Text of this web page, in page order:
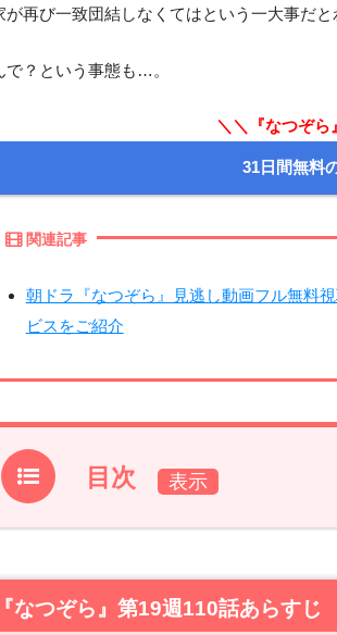
が再び一致団結しなくてはという一大事だ
で？という事態も…。
＼＼『なつぞ
31日間無料
関連記事
朝ドラ『なつぞら』見逃し動画フル無料
ビスをご紹介
目次
1.『なつぞら』第19週110話あらすじ
2.1雪月が何気に進化しているような…。
『なつぞら』第19週110話あらすじ